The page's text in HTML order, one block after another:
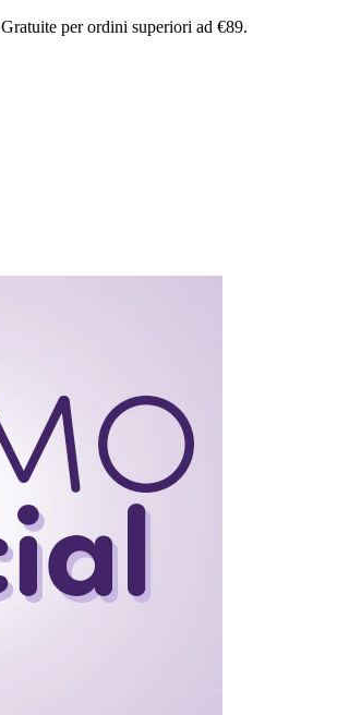
Gratuite perordini superiori ad €89.